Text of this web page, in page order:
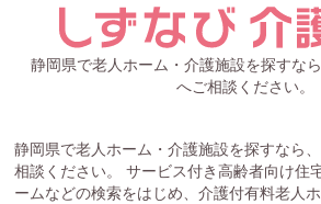
静岡県で老人ホーム・介護施設を探すな
へご相談ください。
静岡県で老人ホーム・介護施設を探すなら
相談ください。 サービス付き高齢者向け住
ームなどの検索をはじめ、介護付有料老人